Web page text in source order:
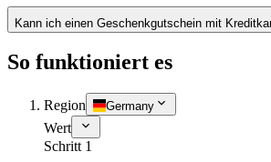
Kann ich einen Geschenkgutschein mit
So funktioniert es
Region Germany
Wert
Schritt 1